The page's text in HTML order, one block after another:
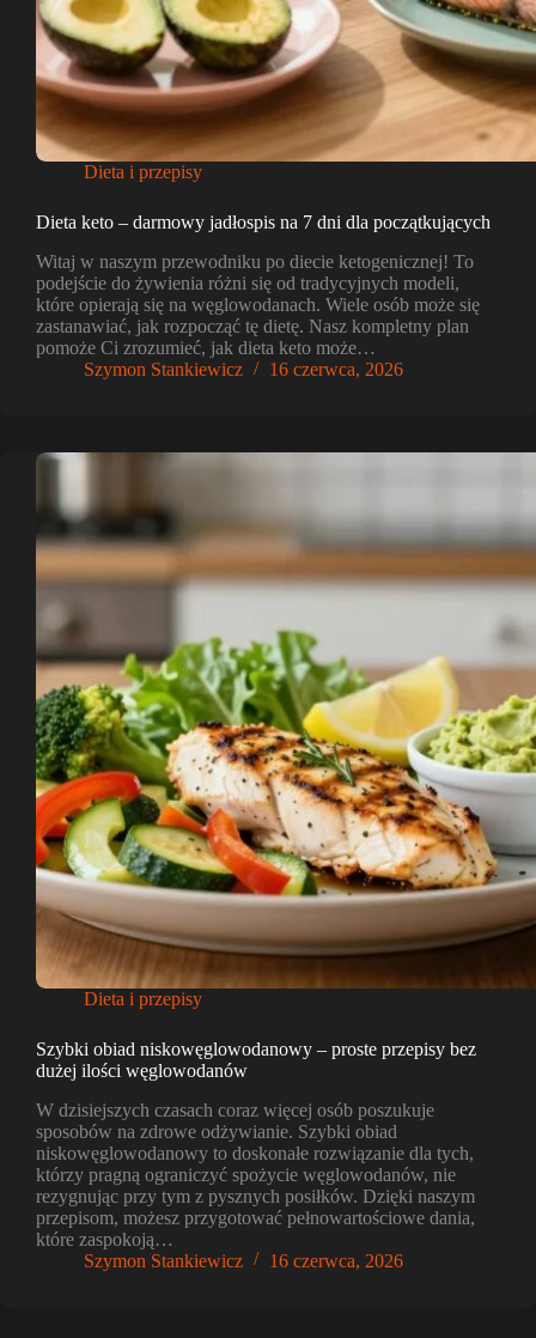
Dieta i przepisy
Dieta keto – darmowy jadłospis na 7 dni dla początkujących
Witaj w naszym przewodniku po diecie ketogenicznej! To
podejście do żywienia różni się od tradycyjnych modeli,
które opierają się na węglowodanach. Wiele osób może się
zastanawiać, jak rozpocząć tę dietę. Nasz kompletny plan
pomoże Ci zrozumieć, jak dieta keto może…
Szymon Stankiewicz
16 czerwca, 2026
Dieta i przepisy
Szybki obiad niskowęglowodanowy – proste przepisy bez
dużej ilości węglowodanów
W dzisiejszych czasach coraz więcej osób poszukuje
sposobów na zdrowe odżywianie. Szybki obiad
niskowęglowodanowy to doskonałe rozwiązanie dla tych,
którzy pragną ograniczyć spożycie węglowodanów, nie
rezygnując przy tym z pysznych posiłków. Dzięki naszym
przepisom, możesz przygotować pełnowartościowe dania,
które zaspokoją…
Szymon Stankiewicz
16 czerwca, 2026